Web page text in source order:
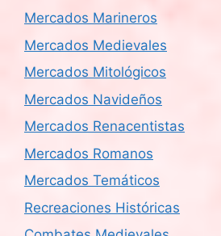
Mercados Marineros
Mercados Medievales
Mercados Mitológicos
Mercados Navideños
Mercados Renacentistas
Mercados Romanos
Mercados Temáticos
Recreaciones Históricas